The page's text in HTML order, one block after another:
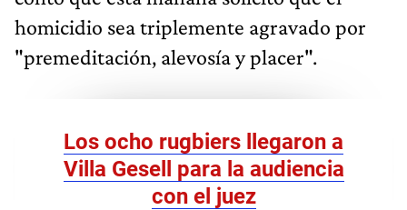
homicidio sea triplemente agravado por
"premeditación, alevosía y placer".
Los ocho rugbiers llegaron a
Villa Gesell para la audiencia
con el juez